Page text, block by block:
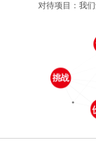
对待项目：我